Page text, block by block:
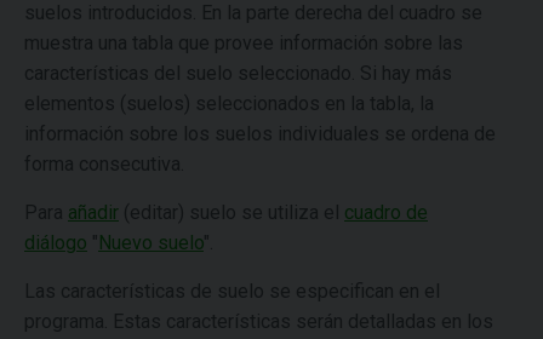
suelos introducidos. En la parte derecha del cuadro se
muestra una tabla que provee información sobre las
características del suelo seleccionado. Si hay más
elementos (suelos) seleccionados en la tabla, la
información sobre los suelos individuales se ordena de
forma consecutiva.
Para añadir (editar) suelo se utiliza el cuadro de
diálogo "Nuevo suelo".
Las características de suelo se especifican en el
programa. Estas características serán detalladas en los